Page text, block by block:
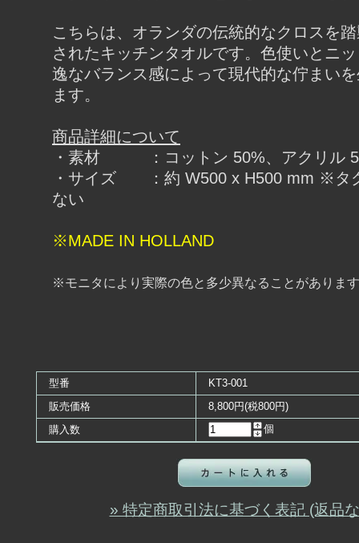
こちらは、オランダの伝統的なクロスを
されたキッチンタオルです。色使いとニ
逸なバランス感によって現代的な佇まい
ます。
商品詳細について
・素材 ：コットン 50%、アクリル
・サイズ ：約 W500 x H500 mm ※タ
ない
※MADE IN HOLLAND
※モニタにより実際の色と多少異なることがありま
型番
KT3-001
販売価格
8,800円(税800円)
購入数
個
» 特定商取引法に基づく表記 (返品